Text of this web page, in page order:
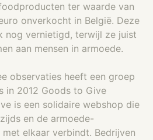
ter waarde van
onverkocht in België. Deze
nog vernietigd, terwijl ze juist
aan mensen in armoede.
observaties heeft een groep
in 2012 Goods to Give
is een solidaire webshop die
en de armoede-
elkaar verbindt. Bedrijven